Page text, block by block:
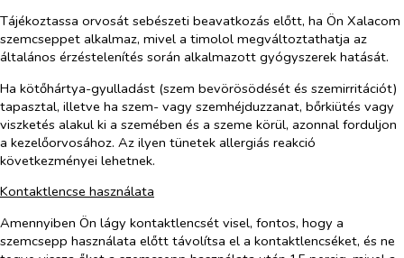
Tájékoztassa orvosát sebészeti beavatkozás előtt, ha Ön Xalacom
szemcseppet alkalmaz, mivel a timolol megváltoztathatja az
általános érzéstelenítés során alkalmazott gyógyszerek hatását.
Ha kötőhártya-gyulladást (szem bevörösödését és szemirritációt)
tapasztal, illetve ha szem- vagy szemhéjduzzanat, bőrkiütés vagy
viszketés alakul ki a szemében és a szeme körül, azonnal forduljon
a kezelőorvosához. Az ilyen tünetek allergiás reakció
következményei lehetnek.
Kontaktlencse használata
Amennyiben Ön lágy kontaktlencsét visel, fontos, hogy a
szemcsepp használata előtt távolítsa el a kontaktlencséket, és ne